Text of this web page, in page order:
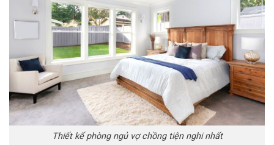
Thiết kế phòng ngủ vợ chồng tiện nghi nhất